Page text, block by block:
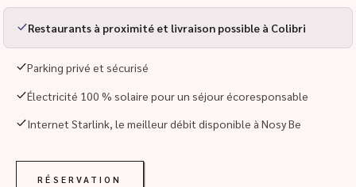
Restaurants à proximité et livraison possible à Colibri
Parking privé et sécurisé
Électricité 100 % solaire pour un séjour écoresponsable
Internet Starlink, le meilleur débit disponible à Nosy Be
RÉSERVATION